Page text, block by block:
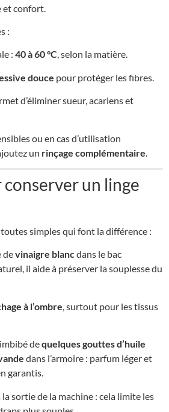
et confort.
:
: 40 à 60 °C, selon la matière.
douce pour protéger les fibres.
d’éliminer sueur, acariens et
ou en cas d’utilisation
un rinçage complémentaire
un linge
simples qui font la différence :
devinaigre blancdans le bac
il aide à préserver la souplesse du
à l’ombre, surtout pour les tissus
dequelques gouttes d’huile
dans l’armoire : parfum léger et
garantis.
la sortie de la machine : cela limite les